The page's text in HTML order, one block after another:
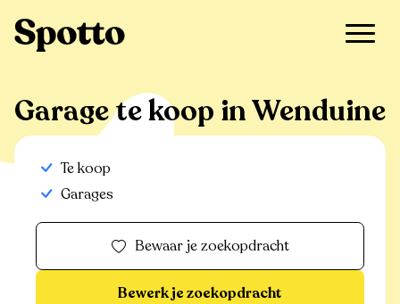
Garage te koop in Wenduine
Te koop
Garages
Bewaar je zoekopdracht
Bewerk je zoekopdracht